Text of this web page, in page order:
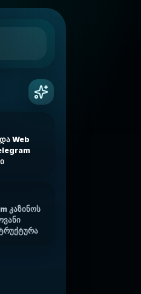
Web
კაზინოს